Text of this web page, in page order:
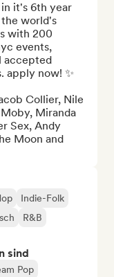
it's 6th year
world's
with 200
events,
accepted
apply now! ✨
Collier, Nile
Moby, Miranda
Sex, Andy
Moon and
Indie-Folk
R&B
sind
Pop